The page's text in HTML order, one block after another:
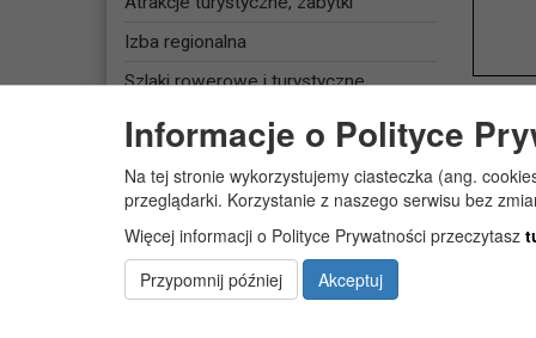
Izba regionalna
Szlaki rowerowe i turystyczne
Baza noclegowa
JEDNOSTKI
ORGANIZACYJNE
Żłobek Gminny „PUCHATEK”
Informacje o Polityce
Na tej stronie wykorzystujemy ciasteczka (ang.
przeglądarki. Korzystanie z naszego serwisu bez
Więcej informacji o Polityce Prywatności przeczytasz
Przypomnij później
Akceptuj